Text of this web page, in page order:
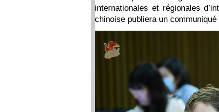
internationales et régionales
chinoise publiera un